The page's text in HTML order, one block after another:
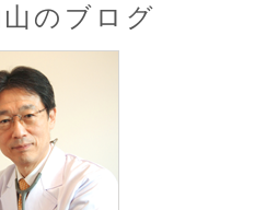
のブログ